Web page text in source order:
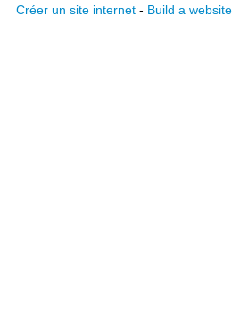
Créer un site internet - Build a website